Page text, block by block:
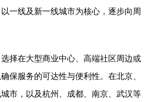
一线及新一线城市为核心，逐步向周
选择在大型商业中心、高端社区周边或
保服务的可达性与便利性。在北京、
市，以及杭州、成都、南京、武汉等